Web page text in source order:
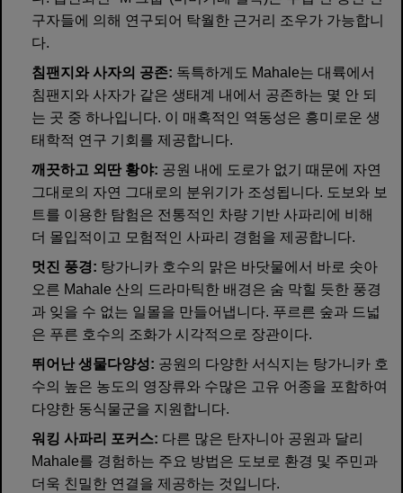
구자들에 의해 연구되어 탁월한 근거리 조우가 가능합니
다.
침팬지와 사자의 공존: 독특하게도 Mahale는 대륙에서
침팬지와 사자가 같은 생태계 내에서 공존하는 몇 안 되
는 곳 중 하나입니다. 이 매혹적인 역동성은 흥미로운 생
태학적 연구 기회를 제공합니다.
깨끗하고 외딴 황야: 공원 내에 도로가 없기 때문에 자연
그대로의 자연 그대로의 분위기가 조성됩니다. 도보와 보
트를 이용한 탐험은 전통적인 차량 기반 사파리에 비해
더 몰입적이고 모험적인 사파리 경험을 제공합니다.
멋진 풍경: 탕가니카 호수의 맑은 바닷물에서 바로 솟아
오른 Mahale 산의 드라마틱한 배경은 숨 막힐 듯한 풍경
과 잊을 수 없는 일몰을 만들어냅니다. 푸르른 숲과 드넓
은 푸른 호수의 조화가 시각적으로 장관이다.
뛰어난 생물다양성: 공원의 다양한 서식지는 탕가니카 호
수의 높은 농도의 영장류와 수많은 고유 어종을 포함하여
다양한 동식물군을 지원합니다.
워킹 사파리 포커스: 다른 많은 탄자니아 공원과 달리
Mahale를 경험하는 주요 방법은 도보로 환경 및 주민과
더욱 친밀한 연결을 제공하는 것입니다.